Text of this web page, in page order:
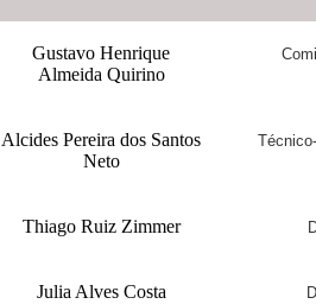
Gustavo Henrique
Almeida Quirino
Alcides Pereira dos Santos
Neto
Thiago Ruiz Zimmer
Julia Alves Costa